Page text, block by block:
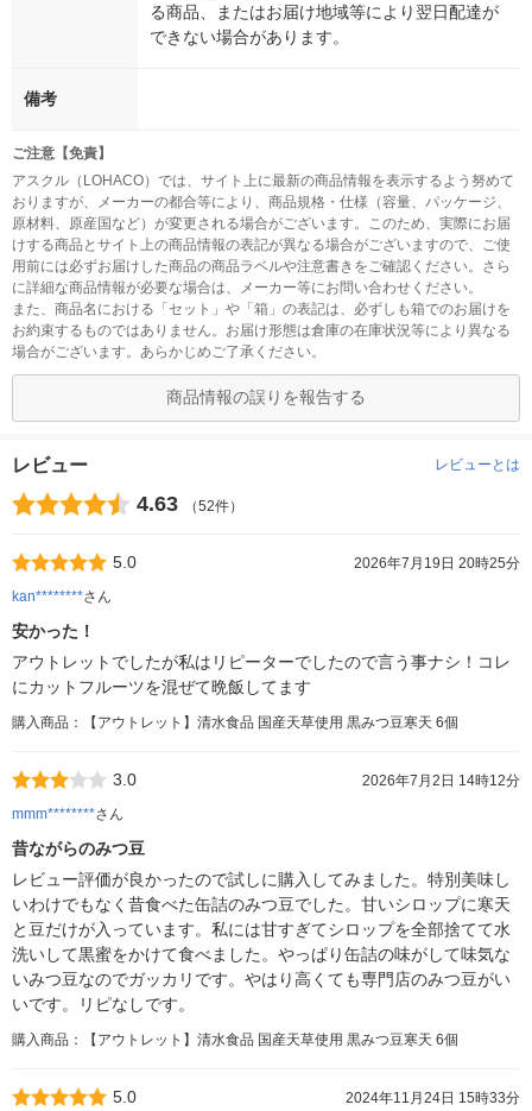
る商品、またはお届け地域等により翌日配達が
できない場合があります。
備考
ご注意【免責】
アスクル（LOHACO）では、サイト上に最新の商品情報を表示するよう努めて
おりますが、メーカーの都合等により、商品規格・仕様（容量、パッケージ、
原材料、原産国など）が変更される場合がございます。このため、実際にお届
けする商品とサイト上の商品情報の表記が異なる場合がございますので、ご使
用前には必ずお届けした商品の商品ラベルや注意書きをご確認ください。さら
に詳細な商品情報が必要な場合は、メーカー等にお問い合わせください。
また、商品名における「セット」や「箱」の表記は、必ずしも箱でのお届けを
お約束するものではありません。お届け形態は倉庫の在庫状況等により異なる
場合がございます。あらかじめご了承ください。
商品情報の誤りを報告する
レビュー レビューとは
4.63 （52件）
5.0
2026年7月19日 20時25分
kan********さん
安かった！
アウトレットでしたが私はリピーターでしたので言う事ナシ！コレ
にカットフルーツを混ぜて晩飯してます
購入商品：【アウトレット】清水食品 国産天草使用 黒みつ豆寒天 6個
3.0
2026年7月2日 14時12分
mmm********さん
昔ながらのみつ豆
レビュー評価が良かったので試しに購入してみました。特別美味し
いわけでもなく昔食べた缶詰のみつ豆でした。甘いシロップに寒天
と豆だけが入っています。私には甘すぎてシロップを全部捨てて水
洗いして黒蜜をかけて食べました。やっぱり缶詰の味がして味気な
いみつ豆なのでガッカリです。やはり高くても専門店のみつ豆がい
いです。リピなしです。
購入商品：【アウトレット】清水食品 国産天草使用 黒みつ豆寒天 6個
5.0
2024年11月24日 15時33分